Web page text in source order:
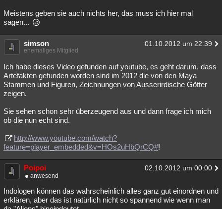
Meistens geben sie auch nichts her, das muss ich hier mal
sagen...
simson 01.10.2012 um 22:39
ehemaliges Mitglied
Ich habe dieses Video gefunden auf youtube, es geht darum, dass
Artefakten gefunden worden sind im 2012 die von den Maya
Stammen und Figuren, Zeichnungen von Ausserirdische Götter
zeigen.
Sie sehen schon sehr überzeugend aus und dann frage ich mich
ob die nun echt sind.
http://www.youtube.com/watch?
feature=player_embedded&v=HOs2uHbQrCQ#!
Poipoi 02.10.2012 um 00:00
anwesend
Indologen können das wahrscheinlich alles ganz gut einordnen und
erklären, aber das ist natürlich nicht so spannend wie wenn man